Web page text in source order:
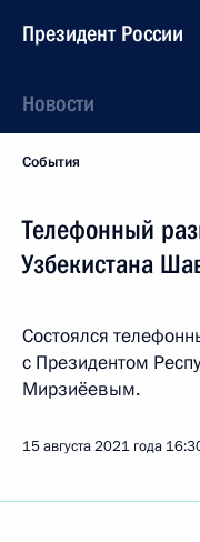
Президент России
Новости
События
Телефонный
Узбекистана
Состоялся
с Президентом
Мирзиёевым.
15 августа 2021 года